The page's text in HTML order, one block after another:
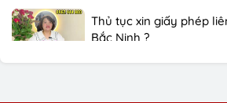
Thủ tục xin giấy phép
Bắc Ninh ?
Tô Châu đông á group